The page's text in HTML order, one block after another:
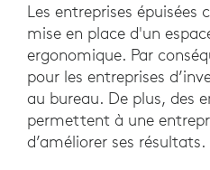
Les entreprises épuisées
mise en place d'un
ergonomique. Par
pour les entreprises
au bureau. De plus, des
permettent à une
d’améliorer ses résultats.